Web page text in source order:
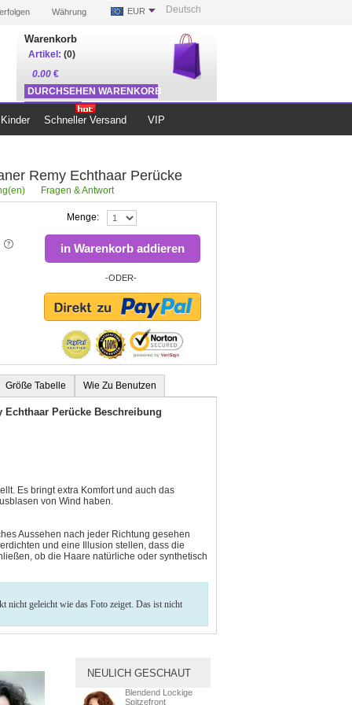
Deutsch
Währung EUR
Warenkorb
Artikel: (0)
0.00 €
DURCHSEHEN WARENKORB
ZUR KASSE
Schneller Versand VIP
Remy Echthaar Perücke
Fragen & Antwort
Menge:
in Warenkorb addieren
-ODER-
Größe Tabelle Wie Zu Benutzen
Perücke Beschreibung
Es bringt extra Komfort und auch das
von Wind haben.
Aussehen nach jeder Richtung gesehen
und eine Illusion stellen, dass die
ob die Haare natürliche oder synthetisch
geleicht wie das Foto zeiget. Das ist nicht
NEULICH GESCHAUT
Blendend Lockige
Spitzefront